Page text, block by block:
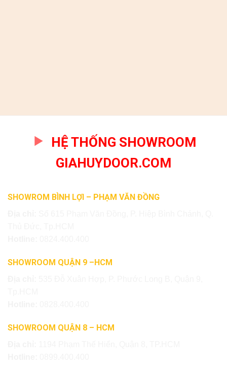
HỆ THỐNG SHOWROOM
GIAHUYDOOR.COM
SHOWROM BÌNH LỢI – PHẠM VĂN ĐỒNG
SHOWROOM QUẬN 9 –HCM
SHOWROOM QUẬN 8 – HCM